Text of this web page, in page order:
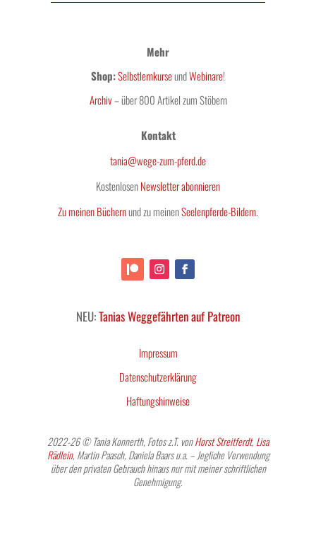
Mehr
Shop:SelbstlernkurseundWebinare!
Archiv– über 800 Artikel zum Stöbern
Kontakt
tania@wege-zum-pferd.de
KostenlosenNewsletter abonnieren
Zu meinen Büchernund zu meinenSeelenpferde-Bildern.
NEU:Tanias Weggefährten auf Patreon
Impressum
Datenschutzerklärung
Haftungshinweise
2022-26 © Tania Konnerth, Fotos z.T. vonHorst Streitferdt, Lisa
Rädlein, Martin Paasch, Daniela Baars u.a. – Jegliche Verwendung
über den privaten Gebrauch hinaus nur mit meiner schriftlichen
Genehmigung.